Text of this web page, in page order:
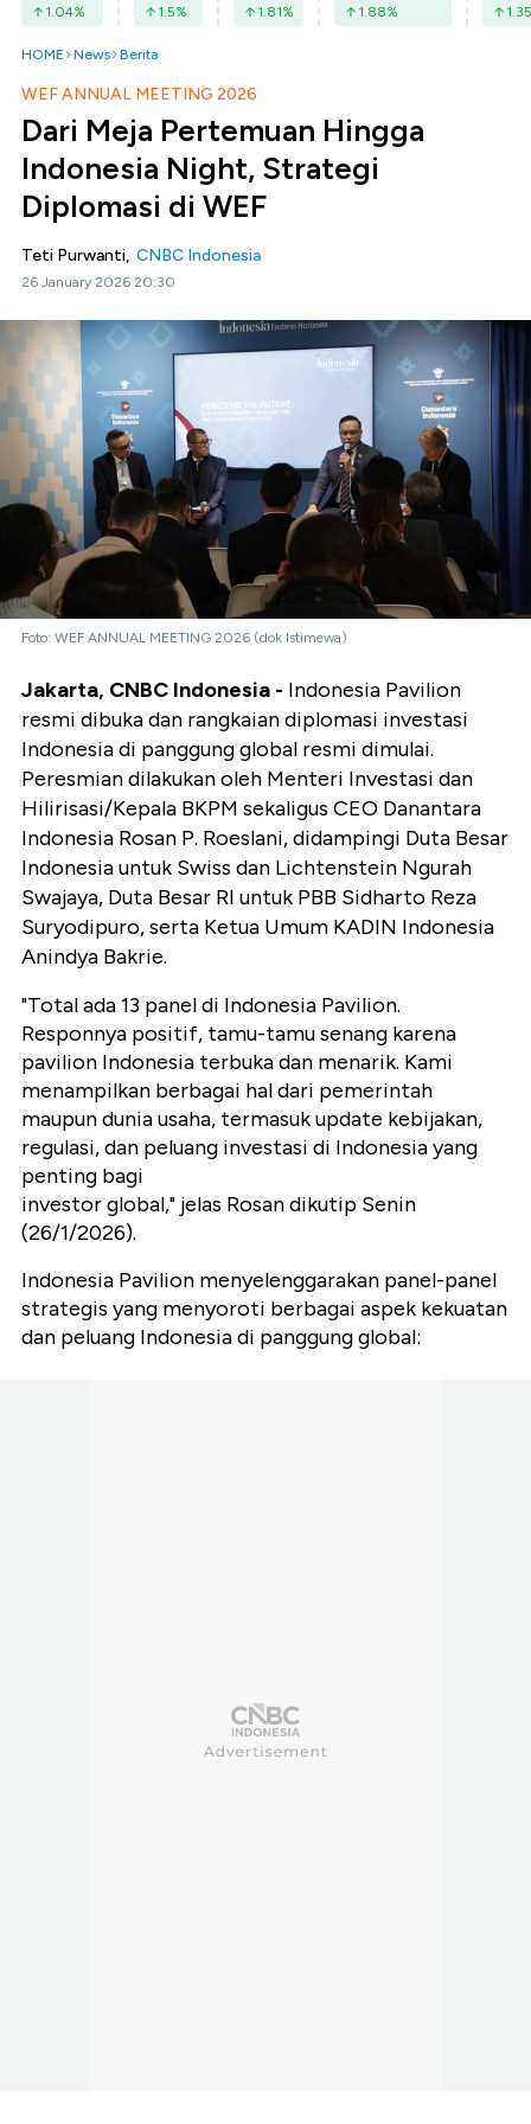
1.04% 1.5% 1.81% 1.88% 1.35
HOME News Berita
WEF ANNUAL MEETING 2026
Dari Meja Pertemuan Hingga
Indonesia Night, Strategi
Diplomasi di WEF
Teti Purwanti, CNBC Indonesia
26 January 2026 20:30
Foto: WEF ANNUAL MEETING 2026 (dok Istimewa)
Jakarta, CNBC Indonesia - Indonesia Pavilion
resmi dibuka dan rangkaian diplomasi investasi
Indonesia di panggung global resmi dimulai.
Peresmian dilakukan oleh Menteri Investasi dan
Hilirisasi/Kepala BKPM sekaligus CEO Danantara
Indonesia Rosan P. Roeslani, didampingi Duta Besar
Indonesia untuk Swiss dan Lichtenstein Ngurah
Swajaya, Duta Besar RI untuk PBB Sidharto Reza
Suryodipuro, serta Ketua Umum KADIN Indonesia
Anindya Bakrie.
"Total ada 13 panel di Indonesia Pavilion.
Responnya positif, tamu-tamu senang karena
pavilion Indonesia terbuka dan menarik. Kami
menampilkan berbagai hal dari pemerintah
maupun dunia usaha, termasuk update kebijakan,
regulasi, dan peluang investasi di Indonesia yang
penting bagi
investor global," jelas Rosan dikutip Senin
(26/1/2026).
Indonesia Pavilion menyelenggarakan panel-panel
strategis yang menyoroti berbagai aspek kekuatan
dan peluang Indonesia di panggung global: